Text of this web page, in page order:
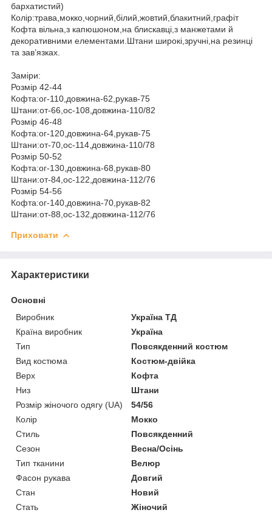
бархатистий)
Колір:трава,мокко,чорний,білий,жовтий,блакитний,графіт
Кофта вільна,з капюшоном,на блискавці,з манжетами й
декоративними елементами.Штани широкі,зручні,на резинці
та зав’язках.
Заміри:
Розмір 42-44
Кофта:ог-110,довжина-62,рукав-75
Штани:от-66,ос-108,довжина-110/82
Розмір 46-48
Кофта:ог-120,довжина-64,рукав-75
Штани:от-70,ос-114,довжина-110/78
Розмір 50-52
Кофта:ог-130,довжина-68,рукав-80
Штани:от-84,ос-122,довжина-112/76
Розмір 54-56
Кофта:ог-140,довжина-70,рукав-82
Штани:от-88,ос-132,довжина-112/76
Приховати
Характеристики
Основні
Виробник
Україна ТД
Країна виробник
Україна
Тип
Повсякденний костюм
Вид костюма
Костюм-двійка
Верх
Кофта
Низ
Штани
Розмір жіночого одягу (UA)
54/56
Колір
Мокко
Стиль
Повсякденний
Сезон
Весна/Осінь
Тип тканини
Велюр
Фасон рукава
Довгий
Стан
Новий
Стать
Жіночий